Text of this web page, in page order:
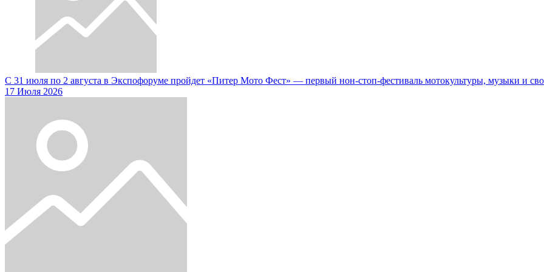
С 31 июля по 2 августа в Экспофоруме пройдет «Питер Мото Фест» — первый нон-стоп-фестиваль мотокультуры, музыки и
17 Июля 2026